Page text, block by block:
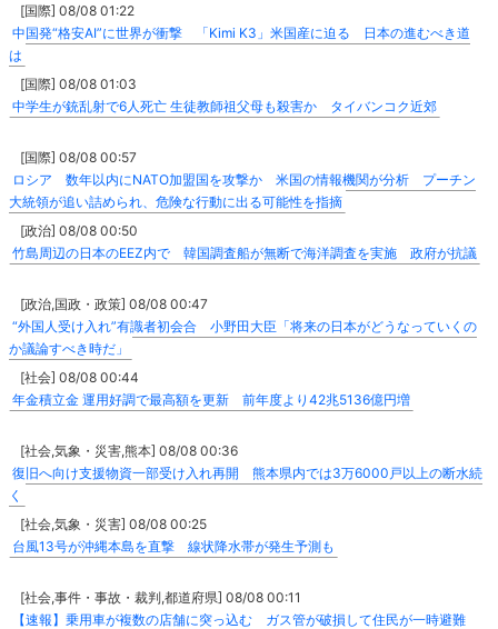
[国際] 08/08 01:22
中国発“格安AI”に世界が衝撃 「Kimi K3」米国産に迫る 日本の進むべき道
は
[国際] 08/08 01:03
中学生が銃乱射で6人死亡 生徒教師祖父母も殺害か タイバンコク近郊
[国際] 08/08 00:57
ロシア 数年以内にNATO加盟国を攻撃か 米国の情報機関が分析 プーチン
大統領が追い詰められ、危険な行動に出る可能性を指摘
[政治] 08/08 00:50
竹島周辺の日本のEEZ内で 韓国調査船が無断で海洋調査を実施 政府が抗議
[政治,国政・政策] 08/08 00:47
“外国人受け入れ”有識者初会合 小野田大臣「将来の日本がどうなっていくの
か議論すべき時だ」
[社会] 08/08 00:44
年金積立金 運用好調で最高額を更新 前年度より42兆5136億円増
[社会,気象・災害,熊本] 08/08 00:36
復旧へ向け支援物資一部受け入れ再開 熊本県内では3万6000戸以上の断水続
く
[社会,気象・災害] 08/08 00:25
台風13号が沖縄本島を直撃 線状降水帯が発生予測も
[社会,事件・事故・裁判,都道府県] 08/08 00:11
【速報】乗用車が複数の店舗に突っ込む ガス管が破損して住民が一時避難